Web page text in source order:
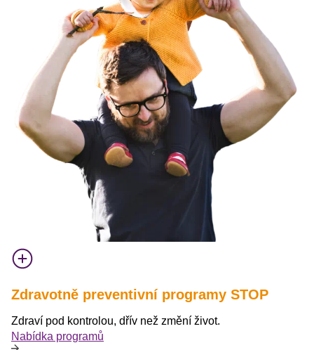
Zdravotně preventivní programy STOP
Zdraví pod kontrolou, dřív než změní život.
Nabídka programů